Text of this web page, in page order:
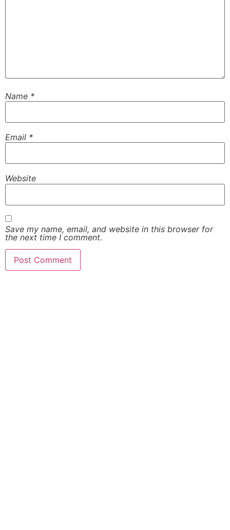
Name *
Email *
Website
Save my name, email, and website in this browser for
the next time I comment.